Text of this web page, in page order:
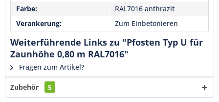
Mit * gekennzeichnete Felder sind Pflichtfelder.
Senden
Farbe:
RAL7016 anthrazit
Verankerung:
Zum Einbetonieren
Weiterführende Links zu "Pfosten Typ U für
Zaunhöhe 0,80 m RAL7016"
Fragen zum Artikel?
Zubehör 5